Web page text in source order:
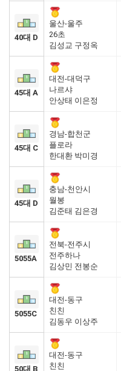
40대 D
울산-울주
26초
김성교 구정옥
45대 A
대전-대덕구
나르샤
안상태 이은정
45대 C
경남-합천군
플로라
한대환 박미경
45대 D
충남-천안시
월봉
김준태 김은경
5055A
전북-전주시
전주하나
김상민 전봉순
5055C
대전-동구
친친
김동우 이상주
50대 B
대전-동구
친친